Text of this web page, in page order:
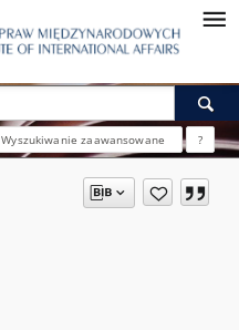
Wyszukiwanie zaawansowane ?